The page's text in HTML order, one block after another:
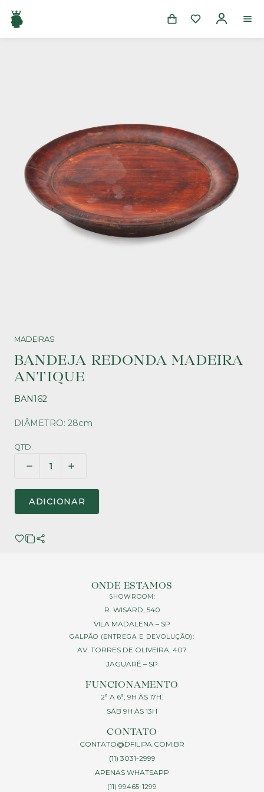
MADEIRAS
BANDEJA REDONDA MADEIRA
ANTIQUE
BAN162
DIÂMETRO: 28cm
QTD.
ADICIONAR
ONDE ESTAMOS
SHOWROOM:
R. WISARD, 540
VILA MADALENA – SP
GALPÃO (ENTREGA E DEVOLUÇÃO):
AV. TORRES DE OLIVEIRA, 407
JAGUARÉ – SP
FUNCIONAMENTO
2ª A 6ª, 9H ÀS 17H.
SÁB 9H ÀS 13H
CONTATO
CONTATO@DFILIPA.COM.BR
(11) 3031-2999
APENAS WHATSAPP
(11) 99465-1299